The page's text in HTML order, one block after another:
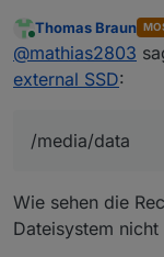
das
Online
Thomas Braun
@mathias2803
external SSD:
/media/data
Wie sehen die
Dateisystem